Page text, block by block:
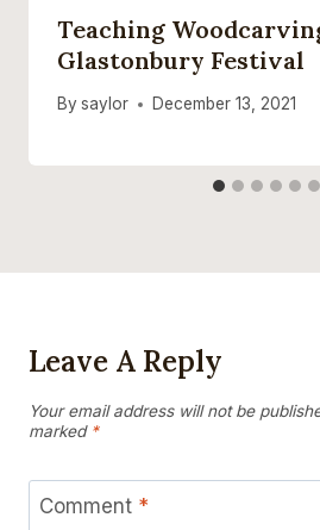
Teaching
Glastonbury Festival
By saylor December 13, 2021
Leave A Reply
Your email address will not be
marked *
Comment *